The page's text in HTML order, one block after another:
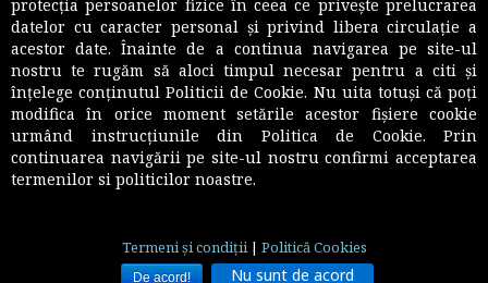
avizate negativ de către comisiile centrale de
expertiză medico-militară ale Ministerului Apărării
Naţionale, Ministerului Administraţiei şi Internelor
şi Serviciului Român de Informaţii, persoana este
chemată pentru reexpertizare la nivelul acestor
comisii.
web design by
protecția persoanelor fizice în ceea ce privește prelucrarea
datelor cu caracter personal și privind libera circulație a
acestor date. Înainte de a continua navigarea pe site-ul
nostru te rugăm să aloci timpul necesar pentru a citi și
înțelege conținutul Politicii de Cookie. Nu uita totuși că poți
modifica în orice moment setările acestor fişiere cookie
urmând instrucțiunile din Politica de Cookie. Prin
continuarea navigării pe site-ul nostru confirmi acceptarea
termenilor si politicilor noastre.
Termeni și condiții| Politică Cookies
De acord! Nu sunt de acord